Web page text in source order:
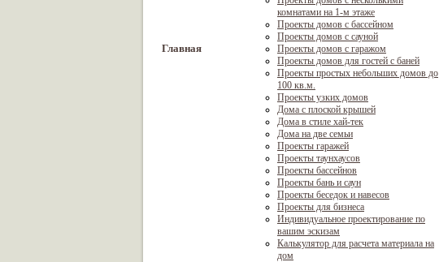
Главная
комнатами на 1-м этаже
Проекты домов с бассейном
Проекты домов с сауной
Проекты домов с гаражом
Проекты домов для гостей с баней
Проекты простых небольших домов до
100 кв.м.
Проекты узких домов
Дома с плоской крышей
Дома в стиле хай-тек
Дома на две семьи
Проекты гаражей
Проекты таунхаусов
Проекты бассейнов
Проекты бань и саун
Проекты беседок и навесов
Проекты для бизнеса
Индивидуальное проектирование по
вашим эскизам
Калькулятор для расчета материала на
дом